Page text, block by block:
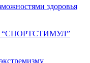
здоровья
“СПОРТСТИМУЛ”